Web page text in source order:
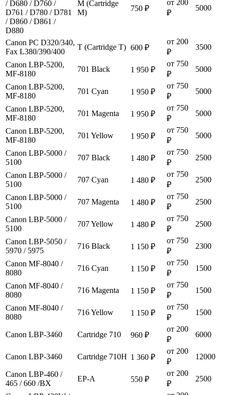
/ D680 / D760 /
D761 / D780 / D781
/ D860 / D861 /
D880
M (Cartridge
M)
750 ₽
от 200
₽
5000
Canon PC D320/340,
Fax L380/390/400
T (Cartridge T) 600 ₽
от 200
₽
3500
Canon LBP-5200,
MF-8180
701 Black 1 950 ₽
от 750
₽
5000
Canon LBP-5200,
MF-8180
701 Cyan 1 950 ₽
от 750
₽
5000
Canon LBP-5200,
MF-8180
701 Magenta 1 950 ₽
от 750
₽
5000
Canon LBP-5200,
MF-8180
701 Yellow 1 950 ₽
от 750
₽
5000
Canon LBP-5000 /
5100
707 Black 1 480 ₽
от 750
₽
2500
Canon LBP-5000 /
5100
707 Cyan 1 480 ₽
от 750
₽
2500
Canon LBP-5000 /
5100
707 Magenta 1 480 ₽
от 750
₽
2500
Canon LBP-5000 /
5100
707 Yellow 1 480 ₽
от 750
₽
2500
Canon LBP-5050 /
5970 / 5975
716 Black 1 150 ₽
от 750
₽
2300
Canon MF-8040 /
8080
716 Cyan 1 150 ₽
от 750
₽
1500
Canon MF-8040 /
8080
716 Magenta 1 150 ₽
от 750
₽
1500
Canon MF-8040 /
8080
716 Yellow 1 150 ₽
от 750
₽
1500
Canon LBP-3460 Cartridge 710 960 ₽
от 200
₽
6000
Canon LBP-3460 Cartridge 710H 1 360 ₽
от 200
₽
12000
Canon LBP-460 /
465 / 660 /BX
EP-A 550 ₽
от 200
₽
2500